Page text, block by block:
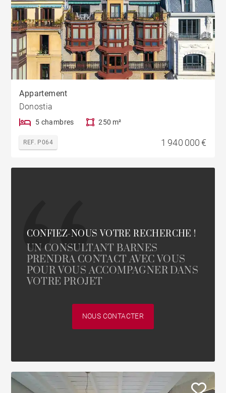
Appartement
Donostia
5 chambres 250 m²
REF. P064 1 940 000 €
CONFIEZ-NOUS VOTRE RECHERCHE !
UN CONSULTANT BARNES
PRENDRA CONTACT AVEC VOUS
POUR VOUS ACCOMPAGNER DANS
VOTRE PROJET
NOUS CONTACTER